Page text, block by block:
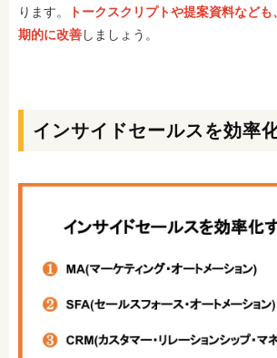
ります。
トークスクリプトや提案資料など
期的に改善しましょう。
インサイドセールスを効率